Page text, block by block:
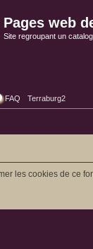
Pages web
Site regroupant un
FAQ Terraburg2
les cookies de ce